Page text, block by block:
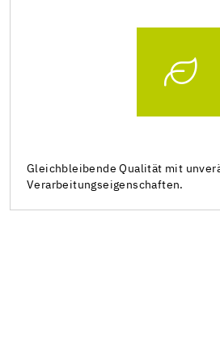
Gleichbleibende Qualität mit
Verarbeitungseigenschaften.